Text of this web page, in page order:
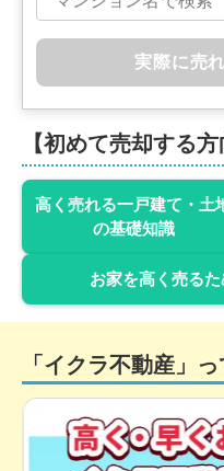
千葉県印西市草深
1,900万円
千葉県印西市草深
2,000
千葉県印西市草深
状態:更地
実際に売
【初めて売却する
高く売れる一戸建て・土
の基礎知識
お家を高く売る
「イクラ不動産」っ